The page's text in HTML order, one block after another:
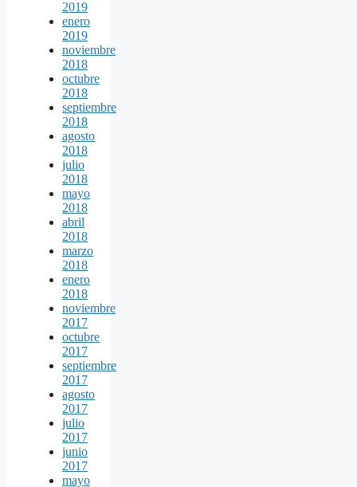
2019
enero
2019
noviembre
2018
octubre
2018
septiembre
2018
agosto
2018
julio
2018
mayo
2018
abril
2018
marzo
2018
enero
2018
noviembre
2017
octubre
2017
septiembre
2017
agosto
2017
julio
2017
junio
2017
mayo